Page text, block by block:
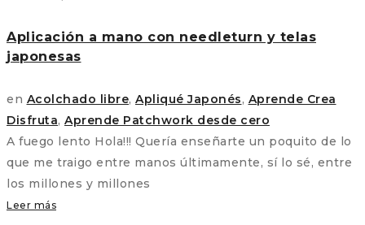
Aplicación a mano con needleturn y telas
japonesas
en Acolchado libre, Apliqué Japonés, Aprende Crea
Disfruta, Aprende Patchwork desde cero
A fuego lento Hola!!! Quería enseñarte un poquito de lo
que me traigo entre manos últimamente, sí lo sé, entre
los millones y millones
Leer más